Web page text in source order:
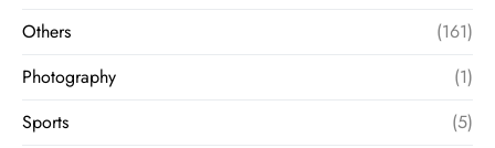
Others
(161)
Photography
(1)
Sports
(5)